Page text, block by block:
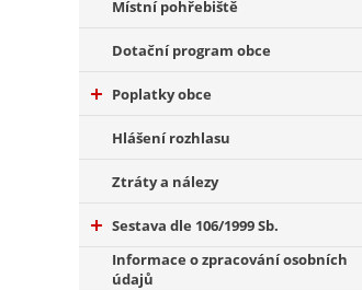
Místní pohřebiště
Dotační program obce
Poplatky obce
Hlášení rozhlasu
Ztráty a nálezy
Sestava dle 106/1999 Sb.
Informace o zpracování osobních
údajů